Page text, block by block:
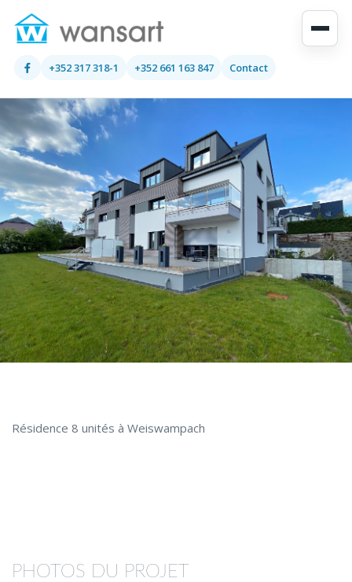
+352 317 318-1 +352 661 163 847 Contact
Résidence 8 unités à Weiswampach
PHOTOS DU PROJET